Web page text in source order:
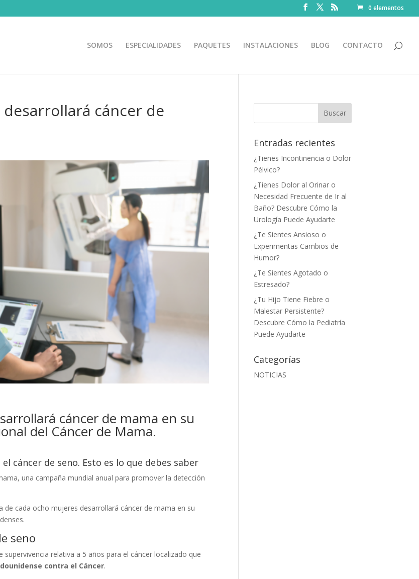
0 elementos
SOMOS ESPECIALIDADES PAQUETES INSTALACIONES BLOG CONTACTO
cáncer de
cáncer de mama en su
del Cáncer de Mama.
cáncer de seno. Esto es lo que debes saber
una campaña mundial anual para promover la detección
de cada ocho mujeres desarrollará cáncer de mama en su
seno
relativa a 5 años para el cáncer localizado que
contra el Cáncer.
Entradas recientes
¿Tienes Incontinencia o Dolor
Pélvico?
¿Tienes Dolor al Orinar o
Necesidad Frecuente de Ir al
Baño? Descubre Cómo la
Urología Puede Ayudarte
¿Te Sientes Ansioso o
Experimentas Cambios de
Humor?
¿Te Sientes Agotado o
Estresado?
¿Tu Hijo Tiene Fiebre o
Malestar Persistente?
Descubre Cómo la Pediatría
Puede Ayudarte
Categorías
NOTICIAS